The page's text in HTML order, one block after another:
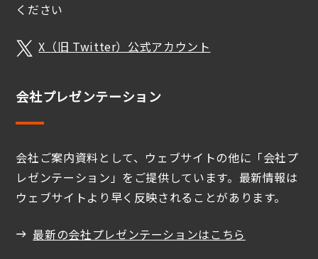
ください
X（旧 Twitter）公式アカウント
会社プレゼンテーション
会社ご案内資料として、ウェブサイトの他に「会社プ
レゼンテーション」をご提供しています。最新情報は
ウェブサイトより早く反映されることがあります。
最新の会社プレゼンテーションはこちら